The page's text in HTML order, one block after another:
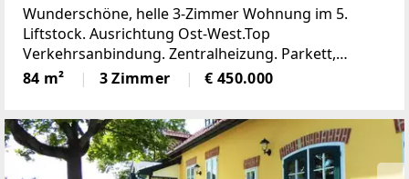
Wunderschöne, helle 3-Zimmer Wohnung im 5.
Liftstock. Ausrichtung Ost-West.Top
Verkehrsanbindung. Zentralheizung. Parkett,
Jalousien, Abstellraum. Kellerabteil.Diese
lichtdurchflutete Etagenwohnung bietet reichlich
84 m² 3 Zimmer € 450.000